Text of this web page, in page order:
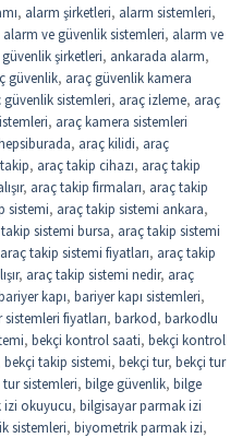
, alarm şirketleri, alarm sistemleri,
alarm ve güvenlik sistemleri, alarm ve
şirketleri, ankarada alarm,
güvenlik, araç güvenlik kamera
güvenlik sistemleri, araç izleme, araç
, araç kamera sistemleri
, araç kilidi, araç
, araç takip cihazı, araç takip
, araç takip firmaları, araç takip
sistemi, araç takip sistemi ankara,
sistemi bursa, araç takip sistemi
araç takip sistemi fiyatları, araç takip
, araç takip sistemi nedir, araç
kapı, bariyer kapı sistemleri,
sistemleri fiyatları, barkod, barkodlu
, bekçi kontrol saati, bekçi kontrol
bekçi takip sistemi, bekçi tur, bekçi tur
sistemleri, bilge güvenlik, bilge
izi okuyucu, bilgisayar parmak izi
sistemleri, biyometrik parmak izi,